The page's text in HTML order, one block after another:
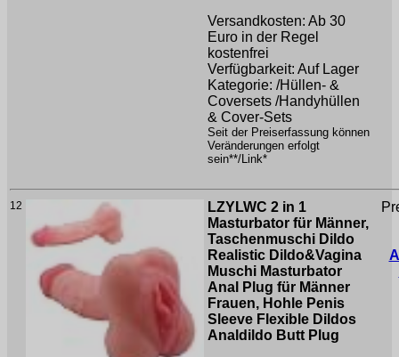
Versandkosten: Ab 30
Euro in der Regel
kostenfrei
Verfügbarkeit: Auf Lager
Kategorie: /Hüllen- &
Coversets /Handyhüllen
& Cover-Sets
Seit der Preiserfassung können
Veränderungen erfolgt
sein**/Link*
12
LZYLWC 2 in 1
Masturbator für Männer,
Taschenmuschi Dildo
Realistic Dildo&Vagina
Muschi Masturbator
Anal Plug für Männer
Frauen, Hohle Penis
Sleeve Flexible Dildos
Analdildo Butt Plug